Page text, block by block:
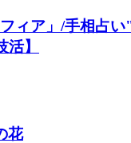
ィア」/手相占
】
花